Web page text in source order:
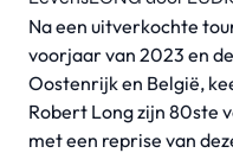
Na een uitverkochte
voorjaar van 2023 en
Oostenrijk en België,
Robert Long zijn 80ste
met een reprise van